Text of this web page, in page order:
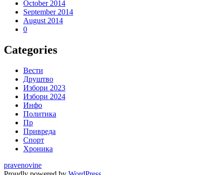
October 2014
September 2014
August 2014
0
Categories
Вести
Друштво
Избори 2023
Избори 2024
Инфо
Политика
Пр
Привреда
Спорт
Хроника
pravenovine